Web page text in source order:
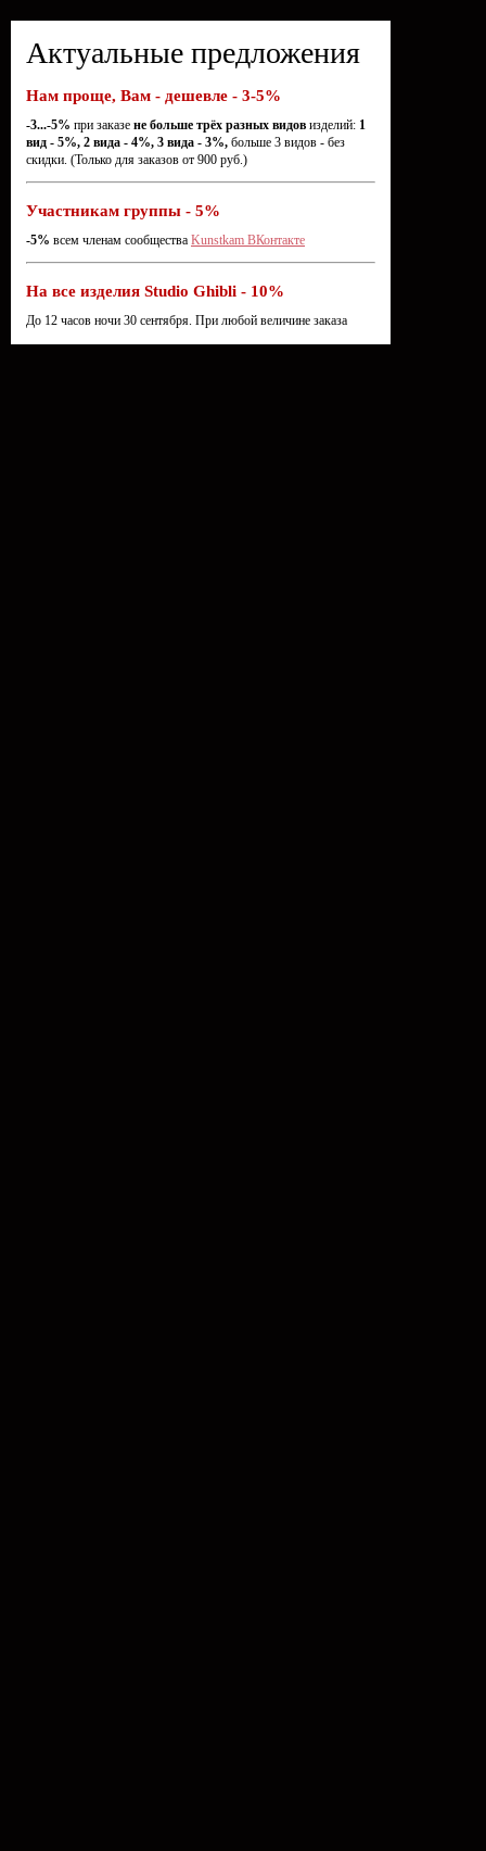
Актуальные предложения
Нам проще, Вам - дешевле - 3-5%
-3...-5% при заказе не больше трёх разных видов изделий: 1
вид - 5%, 2 вида - 4%, 3 вида - 3%, больше 3 видов - без
скидки. (Только для заказов от 900 руб.)
Участникам группы - 5%
-5% всем членам сообщества Kunstkam ВКонтакте
На все изделия Studio Ghibli - 10%
До 12 часов ночи 30 сентября. При любой величине заказа